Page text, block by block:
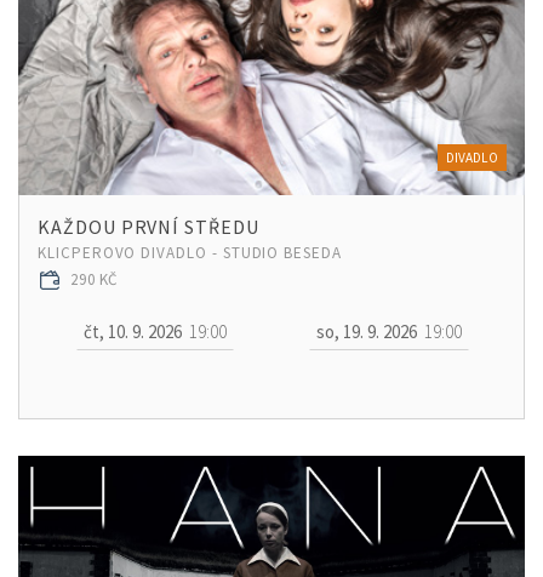
DIVADLO
KAŽDOU PRVNÍ STŘEDU
KLICPEROVO DIVADLO - STUDIO BESEDA
290 KČ
čt, 10. 9. 2026 19:00 so, 19. 9. 2026 19:00